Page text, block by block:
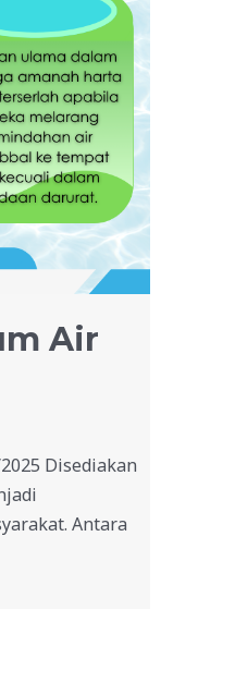
Air
Disediakan
Antara